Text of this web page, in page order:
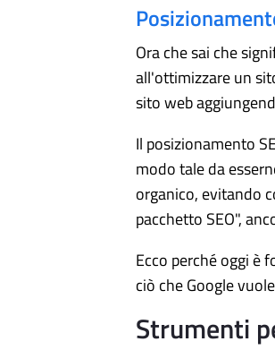
Ora che sai che
all'ottimizzare un
sito web
Il posizionamento
modo tale da
organico, evitando
pacchetto SEO",
Ecco perché oggi è
ciò che Google
Strumenti